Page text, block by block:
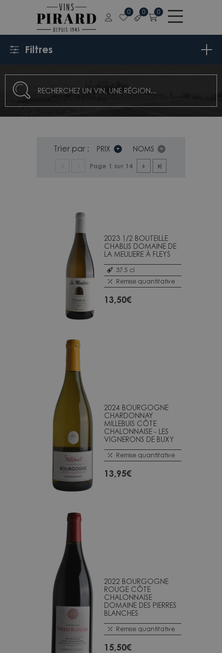
0 0 0
Filtres
Trier par : PRIX NOMS
Page 1 sur 14
2023 1/2 BOUTEILLE
CHABLIS DOMAINE DE
LA MEULIERE À FLEYS
37.5 cl
Remise quantitative
13,50€
2024 BOURGOGNE
CHARDONNAY
MILLEBUIS CÔTE
CHALONNAISE - LES
VIGNERONS DE BUXY
Remise quantitative
13,95€
2022 BOURGOGNE
ROUGE CÔTE
CHALONNAISE
DOMAINE DES PIERRES
BLANCHES
Remise quantitative
15,50€